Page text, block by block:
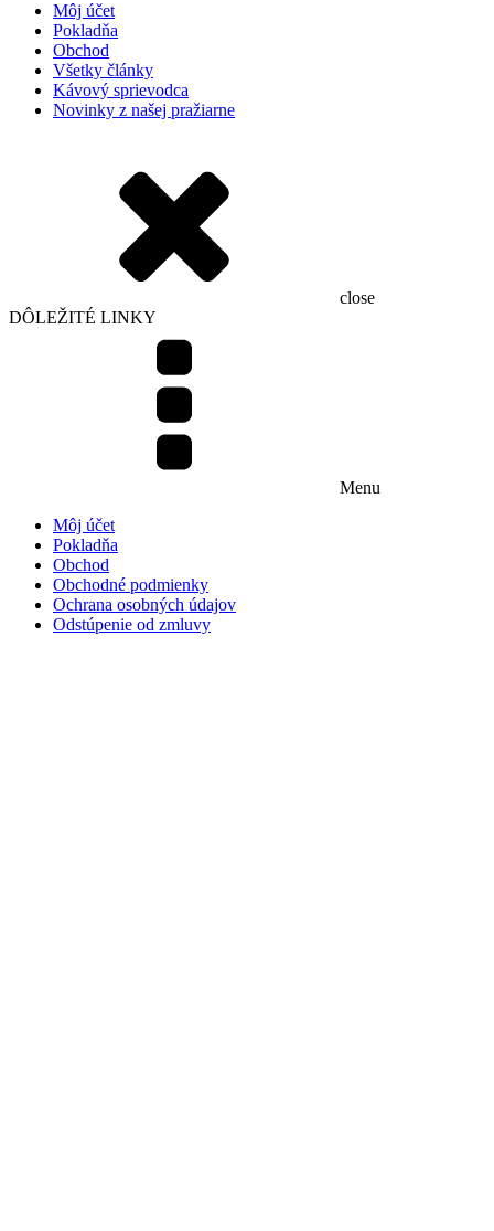
Môj účet
Pokladňa
Obchod
Všetky články
Kávový sprievodca
Novinky z našej pražiarne
close
DÔLEŽITÉ LINKY
Menu
Môj účet
Pokladňa
Obchod
Obchodné podmienky
Ochrana osobných údajov
Odstúpenie od zmluvy